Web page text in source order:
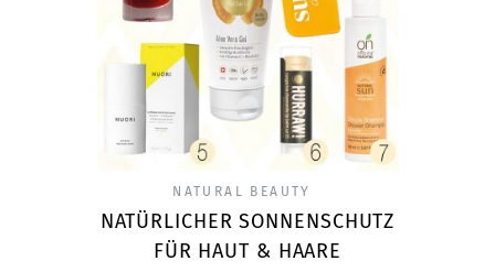
NATURAL BEAUTY
NATÜRLICHER SONNENSCHUTZ
FÜR HAUT & HAARE